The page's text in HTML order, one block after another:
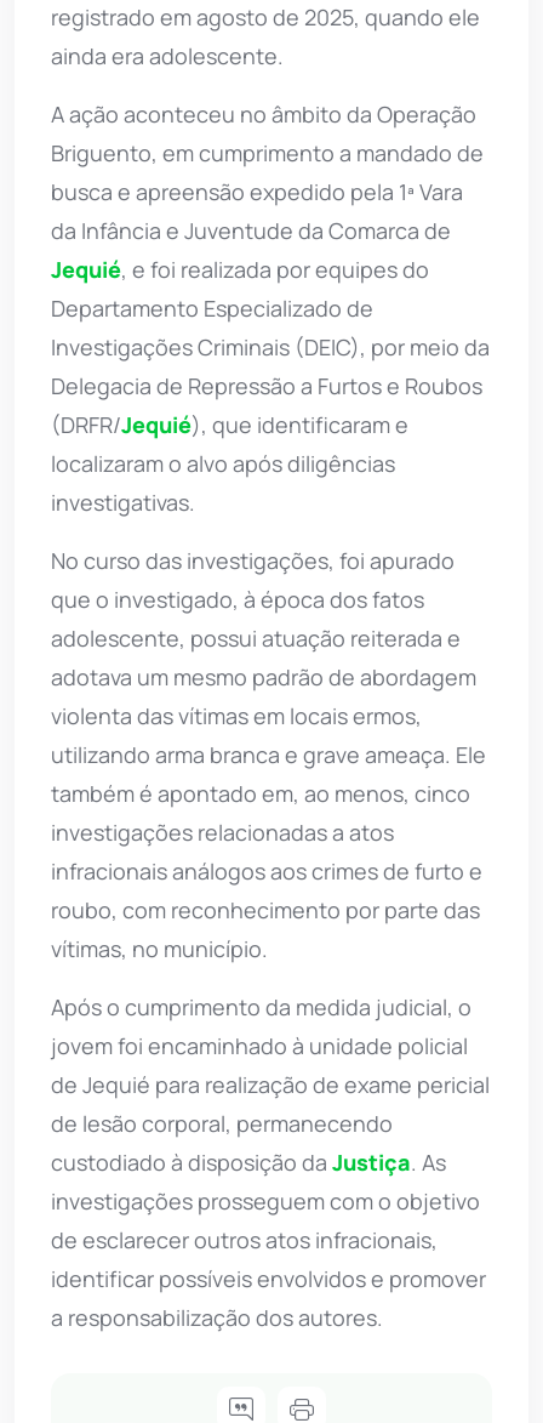
registrado em agosto de 2025, quando ele
ainda era adolescente.
A ação aconteceu no âmbito da Operação
Briguento, em cumprimento a mandado de
busca e apreensão expedido pela 1ª Vara
da Infância e Juventude da Comarca de
Jequié, e foi realizada por equipes do
Departamento Especializado de
Investigações Criminais (DEIC), por meio da
Delegacia de Repressão a Furtos e Roubos
(DRFR/Jequié), que identificaram e
localizaram o alvo após diligências
investigativas.
No curso das investigações, foi apurado
que o investigado, à época dos fatos
adolescente, possui atuação reiterada e
adotava um mesmo padrão de abordagem
violenta das vítimas em locais ermos,
utilizando arma branca e grave ameaça. Ele
também é apontado em, ao menos, cinco
investigações relacionadas a atos
infracionais análogos aos crimes de furto e
roubo, com reconhecimento por parte das
vítimas, no município.
Após o cumprimento da medida judicial, o
jovem foi encaminhado à unidade policial
de Jequié para realização de exame pericial
de lesão corporal, permanecendo
custodiado à disposição da Justiça. As
investigações prosseguem com o objetivo
de esclarecer outros atos infracionais,
identificar possíveis envolvidos e promover
a responsabilização dos autores.